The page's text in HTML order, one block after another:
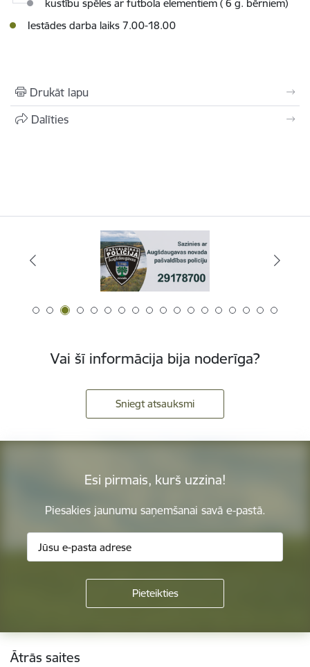
kustību spēles ar futbola elementiem ( 6 g. bērniem)
Iestādes darba laiks 7.00-18.00
Drukāt lapu
Dalīties
Vai šī informācija bija noderīga?
Sniegt atsauksmi
Esi pirmais, kurš uzzina!
Piesakies jaunumu saņemšanai savā e-pastā.
Kājene
Ātrās saites